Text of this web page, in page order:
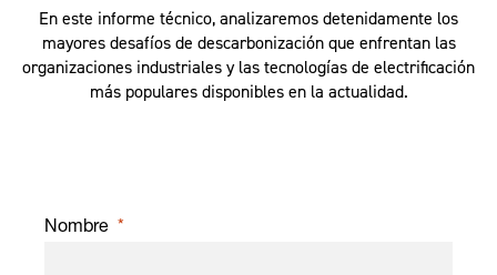
En este informe técnico, analizaremos detenidamente los
mayores desafíos de descarbonización que enfrentan las
organizaciones industriales y las tecnologías de electrificación
más populares disponibles en la actualidad.
Nombre